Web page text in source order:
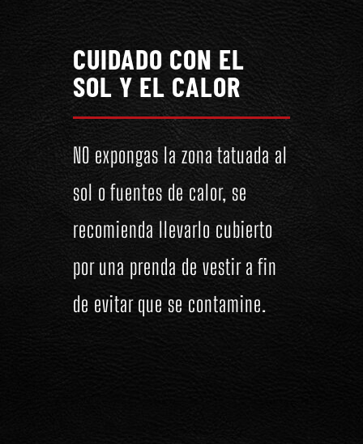
CUIDADO CON EL
SOL Y EL CALOR
NO expongas la zona tatuada al
sol o fuentes de calor, se
recomienda llevarlo cubierto
por una prenda de vestir a fin
de evitar que se contamine.